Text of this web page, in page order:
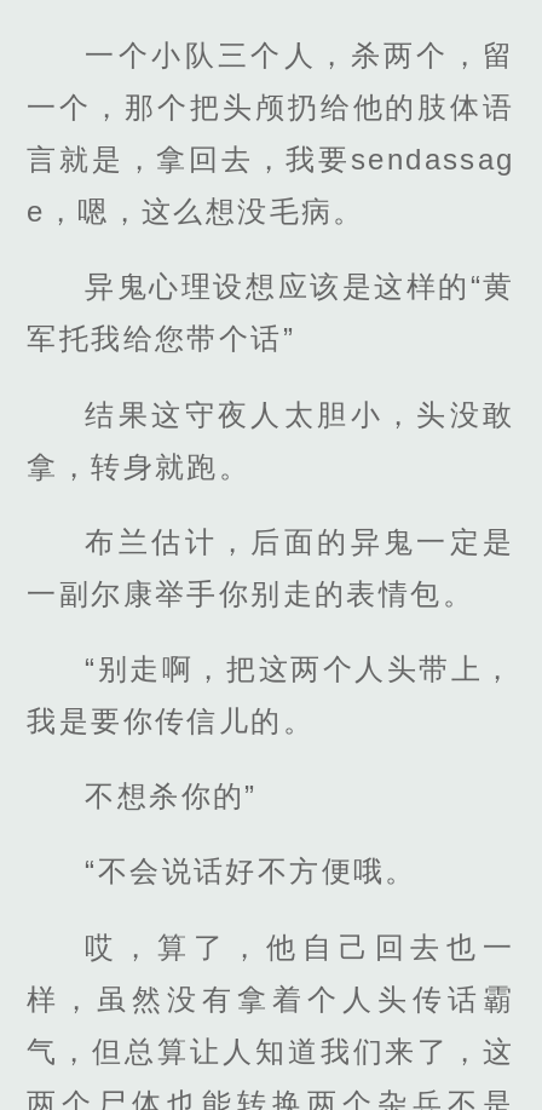
一个小队三个人，杀两个，留
一个，那个把头颅扔给他的肢体语
言就是，拿回去，我要sendassag
e，嗯，这么想没毛病。
异鬼心理设想应该是这样的“黄
军托我给您带个话”
结果这守夜人太胆小，头没敢
拿，转身就跑。
布兰估计，后面的异鬼一定是
一副尔康举手你别走的表情包。
“别走啊，把这两个人头带上，
我是要你传信儿的。
不想杀你的”
“不会说话好不方便哦。
哎，算了，他自己回去也一
样，虽然没有拿着个人头传话霸
气，但总算让人知道我们来了，这
两个尸体也能转换两个杂兵不是